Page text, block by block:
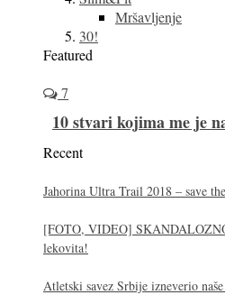
Mršavljenje
30!
Featured
7
10 stvari kojima me je
Recent
Jahorina Ultra Trail 2018 – save
[FOTO, VIDEO]
lekovita!
Atletski savez Srbije izneverio